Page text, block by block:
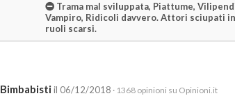
Trama mal sviluppata, Piattume,
Vampiro, Ridicoli davvero. Attori sciupati
ruoli scarsi.
Bimbabisti il 06/12/2018 · 1368 opinioni su Opinioni.it